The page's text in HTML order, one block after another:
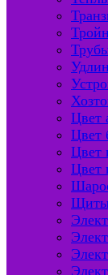
Цвет
Цвет
Цвет
Цвет
Щиты